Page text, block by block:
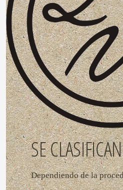
SE
Dependiendo de la